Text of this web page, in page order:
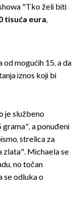
"Tko želi biti
tisuća eura,
od mogućih 15, a da
iznos koji bi
je službeno
grama", a ponuđeni
strelica za
zlata". Michaela se
no točan
se odluka o